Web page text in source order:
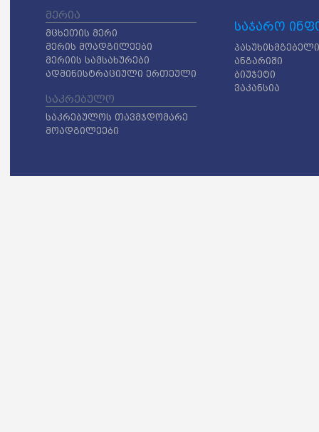
მერია
მცხეთის მერი
მერის მოადგილეები
მერიის სამსახურები
ადმინისტრაციული ერთეული
საკრებულო
საკრებულოს თავმჯდომარე
მოადგილეები
საჯარო
ანგარიში
ბიუჯეტი
ვაკანსია